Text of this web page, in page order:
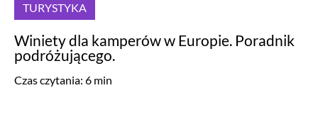
TURYSTYKA
Winiety dla kamperów w Europie. Poradnik
podróżującego.
Czas czytania: 6 min